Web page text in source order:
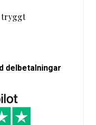
tryggt
delbetalningar